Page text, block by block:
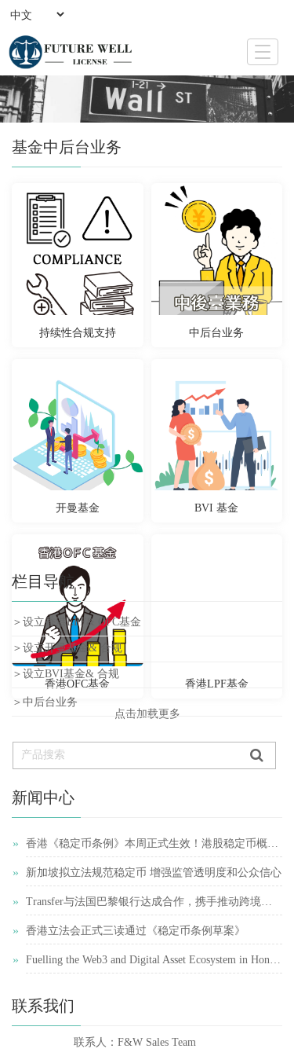
T
o
g
g
i
o
n
基金中后台业务
持续性合规支持 中后台业务
开曼基金 BVI 基金
香港OFC基金 香港LPF基金
点击加载更多
栏目导航
＞设立香港LPF& OFC基金
＞设立开曼基金& 合规
＞设立BVI基金& 合规
＞中后台业务
新闻中心
香港《稳定币条例》本周正式生效！港股稳定币概念股再受追捧
新加坡拟立法规范稳定币 增强监管透明度和公众信心
Transfer与法国巴黎银行达成合作，携手推动跨境支付简化
香港立法会正式三读通过《稳定币条例草案》
Fuelling the Web3 and Digital Asset Ecosystem in Hong Kong
»
»
»
»
»
联系我们
联系人：F&W Sales Team